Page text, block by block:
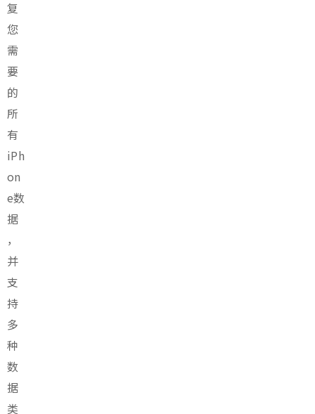
复
您
需
要
的
所
有
iPh
on
e数
据
，
并
支
持
多
种
数
据
类